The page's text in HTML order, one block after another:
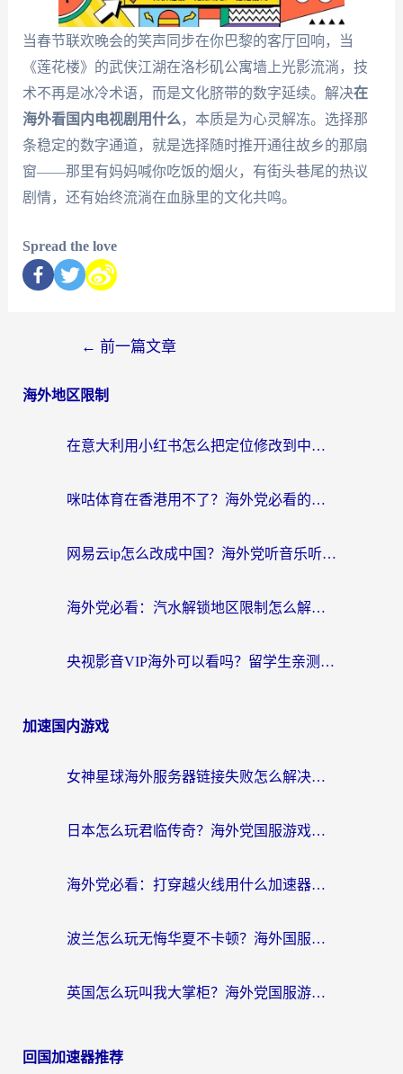
当春节联欢晚会的笑声同步在你巴黎的客厅回响，当
《莲花楼》的武侠江湖在洛杉矶公寓墙上光影流淌，技
术不再是冰冷术语，而是文化脐带的数字延续。解决在
海外看国内电视剧用什么 ，本质是为心灵解冻。选择那
条稳定的数字通道，就是选择随时推开通往故乡的那扇
窗——那里有妈妈喊你吃饭的烟火，有街头巷尾的热议
剧情，还有始终流淌在血脉里的文化共鸣。
Spread the love
← 前一篇文章
海外地区限制
在意大利用小红书怎么把定位修改到中国国内？3个实用技巧+1个靠谱工具帮你搞定
咪咕体育在香港用不了？海外党必看的回国加速器选择指南（附3个真实场景解决方案）
网易云ip怎么改成中国？海外党听音乐听书的无痛解决方案
海外党必看：汽水解锁地区限制怎么解除？3招解决国内影音&生活服务难题
央视影音VIP海外可以看吗？留学生亲测有效的回国加速器选择指南
加速国内游戏
女神星球海外服务器链接失败怎么解决？海外党国服游戏加速避坑指南
日本怎么玩君临传奇？海外党国服游戏加速避坑指南（附菲律宾欧洲玩家实测）
海外党必看：打穿越火线用什么加速器？解决延迟卡顿，还能玩奇妙拼图世界和第五人格
波兰怎么玩无悔华夏不卡顿？海外国服游戏加速器终极指南（附征途2萤火突击解决方案）
英国怎么玩叫我大掌柜？海外党国服游戏加速避坑指南（附实测推荐）
回国加速器推荐